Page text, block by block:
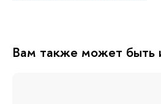
Вам также может быть